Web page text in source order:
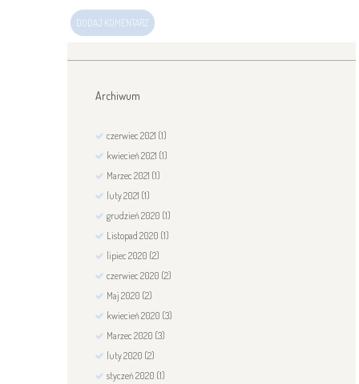
Archiwum
czerwiec2021 (1)
kwiecień2021 (1)
Marzec2021 (1)
luty2021 (1)
grudzień2020 (1)
Listopad2020 (1)
lipiec2020 (2)
czerwiec2020 (2)
Maj2020 (2)
kwiecień2020 (3)
Marzec2020 (3)
luty2020 (2)
styczeń2020 (1)